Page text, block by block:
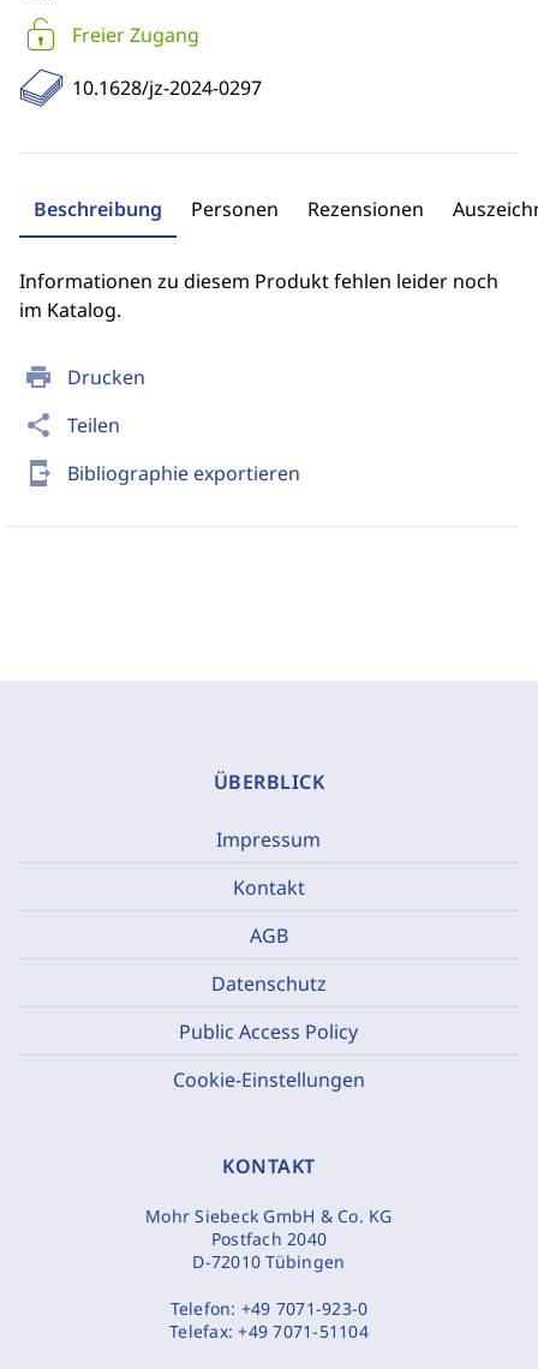
print Drucken
share Teilen
send_to_mobile Bibliographie exportieren
Freier Zugang
10.1628/jz-2024-0297
Beschreibung Personen Rezensionen
Informationen zu diesem Produkt fehlen leider noch
im Katalog.
ÜBERBLICK
Impressum
Kontakt
AGB
Datenschutz
Public Access Policy
Cookie-Einstellungen
KONTAKT
Mohr Siebeck GmbH & Co. KG
Postfach 2040
D-72010 Tübingen
Telefon: +49 7071-923-0
Telefax:+49 7071-51104